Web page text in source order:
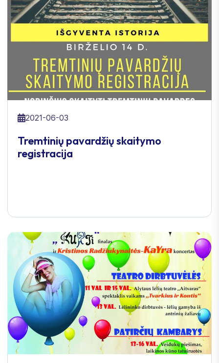
2021-06-03
Tremtinių pavardžių skaitymo
registracija